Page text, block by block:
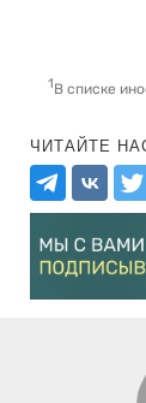
1В списке
ЧИТАЙТЕ